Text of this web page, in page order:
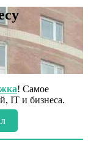
! Самое
IT и бизнеса.